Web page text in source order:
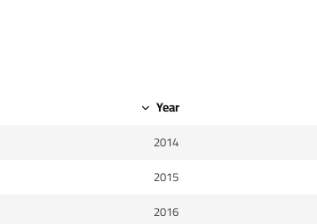
Year
2014
2015
2016